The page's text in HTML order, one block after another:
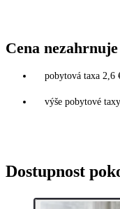
Cena nezahrnuje
pobytová taxa 2,6
výše pobytové
Dostupnost